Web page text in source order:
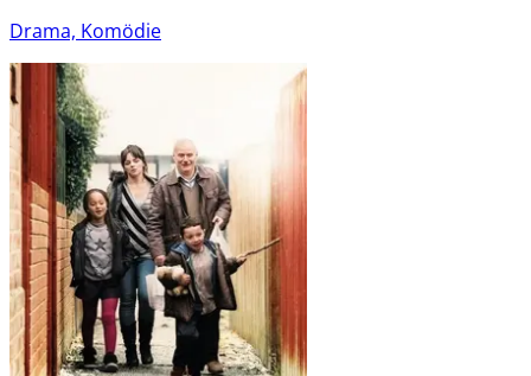
Drama, Komödie